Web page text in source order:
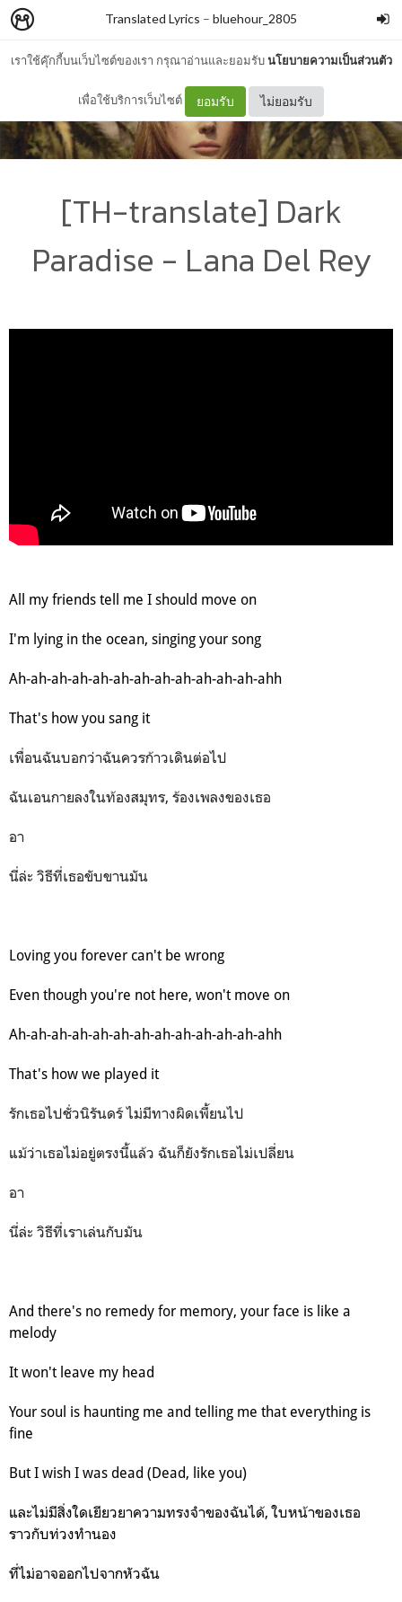
เราใช้คุ๊กกี้บนเว็บไซต์ของเรา กรุณาอ่านและยอมรับนโยบายความเป็นส่วนตัว
เพื่อใช้บริการเว็บไซต์ ยอมรับ ไม่ยอมรับ
Translated Lyrics – bluehour_2805
[TH-translate] Dark
Paradise - Lana Del Rey
All my friends tell me I should move on
I'm lying in the ocean, singing your song
Ah-ah-ah-ah-ah-ah-ah-ah-ah-ah-ah-ah-ahh
That's how you sang it
เพื่อนฉันบอกว่าฉันควรก้าวเดินต่อไป
ฉันเอนกายลงในท้องสมุทร, ร้องเพลงของเธอ
อา
นี่ล่ะ วิธีที่เธอขับขานมัน
Loving you forever can't be wrong
Even though you're not here, won't move on
Ah-ah-ah-ah-ah-ah-ah-ah-ah-ah-ah-ah-ahh
That's how we played it
รักเธอไปชั่วนิรันดร์ ไม่มีทางผิดเพี้ยนไป
แม้ว่าเธอไม่อยู่ตรงนี้แล้ว ฉันก็ยังรักเธอไม่เปลี่ยน
อา
นี่ล่ะ วิธีที่เราเล่นกับมัน
And there's no remedy for memory, your face is like a
melody
It won't leave my head
Your soul is haunting me and telling me that everything is
fine
But I wish I was dead (Dead, like you)
และไม่มีสิ่งใดเยียวยาความทรงจำของฉันได้, ใบหน้าของเธอ
ราวกับท่วงทำนอง
ที่ไม่อาจออกไปจากหัวฉัน